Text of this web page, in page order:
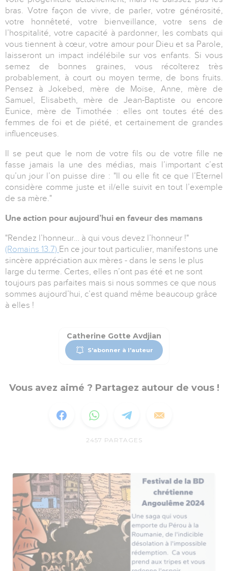
bras. Votre façon de vivre, de parler, votre générosité,
votre honnêteté, votre bienveillance, votre sens de
l’hospitalité, votre capacité à pardonner, les combats qui
vous tiennent à cœur, votre amour pour Dieu et sa Parole,
laisseront un impact indélébile sur vos enfants. Si vous
semez de bonnes graines, vous récolterez très
probablement, à court ou moyen terme, de bons fruits.
Pensez à Jokebed, mère de Moïse, Anne, mère de
Samuel, Elisabeth, mère de Jean-Baptiste ou encore
Eunice, mère de Timothée : elles ont toutes été des
femmes de foi et de piété, et certainement de grandes
influenceuses.
Il se peut que le nom de votre fils ou de votre fille ne
fasse jamais la une des médias, mais l’important c’est
qu’un jour l’on puisse dire : "Il ou elle fit ce que l’Eternel
considère comme juste et il /elle suivit en tout l’exemple
de sa mère."
Une action pour aujourd’hui en faveur des mamans
"Rendez l’honneur… à qui vous devez l’honneur !"
(Romains 13.7) En ce jour tout particulier, manifestons une
sincère appréciation aux mères - dans le sens le plus
large du terme. Certes, elles n’ont pas été et ne sont
toujours pas parfaites mais si nous sommes ce que nous
sommes aujourd’hui, c’est quand même beaucoup grâce
à elles !
Catherine Gotte Avdjian
S'abonner à l'auteur
Vous avez aimé ? Partagez autour de vous !
2457 PARTAGES